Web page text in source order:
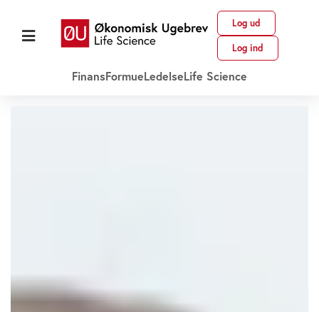
Log ud
Log ind
FinansFormueLedelseLife Science